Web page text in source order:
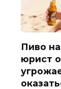
Пиво
юрист